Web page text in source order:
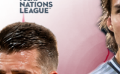
Kirils Ļevčenko
Dzimšanas datums: 03.07.2008.
Georgijs
Dzimšanas datums: 30.10.2008.